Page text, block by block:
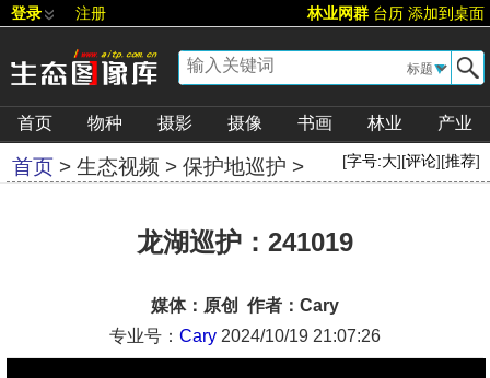
登录 注册 林业网群 台历 添加到桌面
▼
首页 物种 摄影 摄像 书画 林业 产业
首页 > 生态视频 > 保护地巡护 > [字号:大][评论][推荐]
龙湖巡护：241019
媒体：原创 作者：Cary
专业号： Cary 2024/10/19 21:07:26